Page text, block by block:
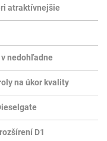
atraktívnejšie
nedohľadne
na úkor kvality
D1